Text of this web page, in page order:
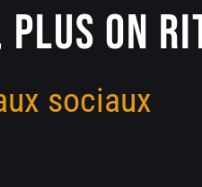
PLUS ON
sociaux